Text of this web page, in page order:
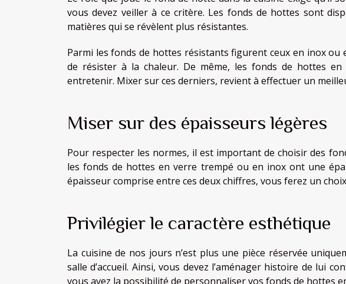
vous devez veiller à ce critère. Les fonds de hottes sont
matières qui se révèlent plus résistantes.
Parmi les fonds de hottes résistants figurent ceux en inox
de résister à la chaleur. De même, les fonds de hottes
entretenir. Mixer sur ces derniers, revient à effectuer un
Miser sur des épaisseurs légères
Pour respecter les normes, il est important de choisir des
les fonds de hottes en verre trempé ou en inox ont une
épaisseur comprise entre ces deux chiffres, vous ferez un
Privilégier le caractère esthétique
La cuisine de nos jours n’est plus une pièce réservée
salle d’accueil. Ainsi, vous devez l’aménager histoire de lui
vous avez la possibilité de personnaliser vos fonds de hottes